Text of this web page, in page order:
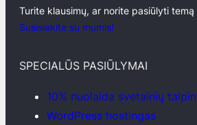
Turite klausimų, ar norite pasiūlyti temą
Susisiekite su mumis!
SPECIALŪS PASIŪLYMAI
10% nuolaida svetainių
WordPress hostingas